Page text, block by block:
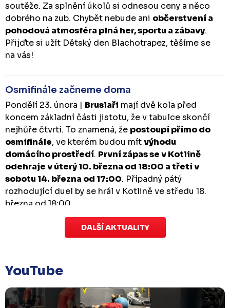
soutěže. Za splnění úkolů si odnesou ceny a něco
dobrého na zub. Chybět nebude ani občerstvení a
pohodová atmosféra plná her, sportu a zábavy.
Přijďte si užít Dětský den Blachotrapez, těšíme se
na vás!
Osmifinále začneme doma
Pondělí 23. února | Bruslaři mají dvě kola před
koncem základní části jistotu, že v tabulce skončí
nejhůře čtvrtí. To znamená, že postoupí přímo do
osmifinále, ve kterém budou mítvýhodu
domácího prostředí. První zápas se v Kotlině
odehraje v úterý 10. března od 18:00 a třetí v
sobotu 14. března od 17:00. Případný pátý
rozhodující duel by se hrál v Kotlině ve středu 18.
března od 18:00.
Zápas dorostu je odložen
které se mělo odehrát v pátek 30. ledna ve 14:15,
odloženo!Odehraje se v náhradním termínu, o
kterém se bude jednat.
DALŠÍ AKTUALITY
YouTube